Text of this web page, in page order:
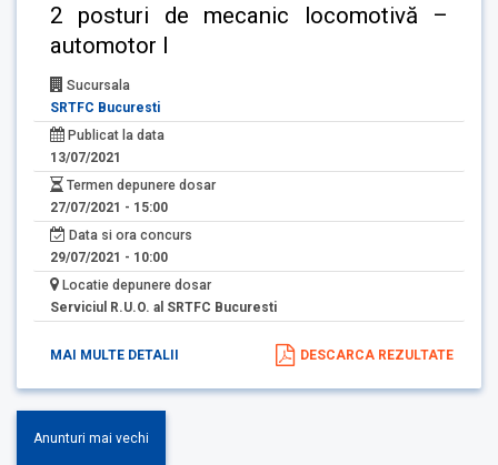
2 posturi de mecanic locomotivă –
automotor I
Sucursala
SRTFC Bucuresti
Publicat la data
13/07/2021
Termen depunere dosar
27/07/2021 - 15:00
Data si ora concurs
29/07/2021 - 10:00
Locatie depunere dosar
Serviciul R.U.O. al SRTFC Bucuresti
MAI MULTE DETALII DESCARCA REZULTATE
Anunturi mai vechi